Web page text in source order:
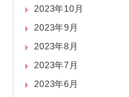
2023年10月
2023年9月
2023年8月
2023年7月
2023年6月